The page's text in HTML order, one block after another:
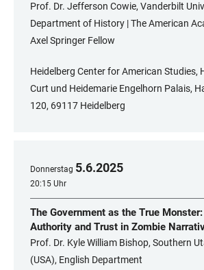
Prof. Dr. Jefferson Cowie, Vanderbilt
Department of History | The American
Axel Springer Fellow
Heidelberg Center for American Studies,
Curt und Heidemarie Engelhorn Palais,
120, 69117 Heidelberg
Donnerstag 5.6.2025
20:15 Uhr
The Government as the True
Authority and Trust in Zombie
Prof. Dr. Kyle William Bishop, Southern
(USA), English Department